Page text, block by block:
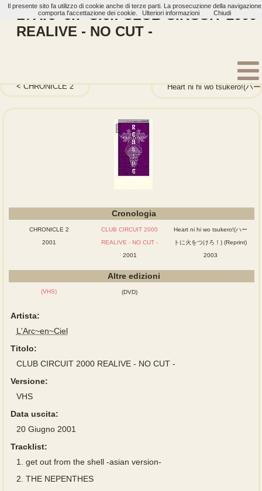
L\'Arc~en~Ciel: CLUB CIRCUIT 2000
REALIVE - NO CUT -
CHRONICLE 2 Heart ni hi wo tsukero!(ハ
Cronologia
CHRONICLE 2
2001
CLUB CIRCUIT 2000
REALIVE - NO CUT -
2001
Heart ni hi wo tsukero!(ハー
トに火をつけろ！) (Reprint)
2003
Altre edizioni
(VHS) (DVD)
Artista:
L'Arc~en~Ciel
Titolo:
CLUB CIRCUIT 2000 REALIVE - NO CUT -
Versione:
VHS
Data uscita:
20 Giugno 2001
Tracklist:
1.
get out from the shell -asian version-
2. THE NEPENTHES
Il presente sito fa utilizzo di cookie anche di terze parti. La prosecuzione della navigazione
comporta l'accettazione dei cookie.
Ulteriori informazioni Chiudi